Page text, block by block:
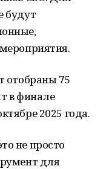
будут
отобраны 75
в финале
2025 года.
не просто
для